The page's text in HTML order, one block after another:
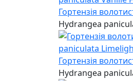
Гортензія
Hydrangea
Гортензія
Hydrangea